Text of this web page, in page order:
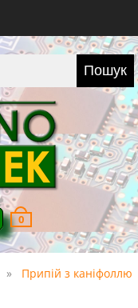
Пошук
0
Припій з каніфоллю